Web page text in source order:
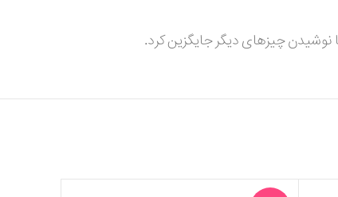
چیز‌های دیگر جایگزین کرد.